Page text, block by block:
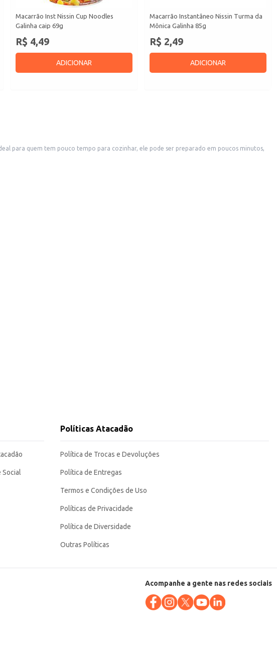
Macarrão Inst Nissin Cup Noodles
Galinha caip 69g
R$ 4,49
ADICIONAR
Macarrão Instantâneo Nissin Turma da
Mônica Galinha 85g
R$ 2,49
ADICIONAR
para quem tem pouco tempo para cozinhar, ele pode ser preparado em poucos minutos,
Social
Políticas Atacadão
Política de Trocas e Devoluções
Política de Entregas
Termos e Condições de Uso
Políticas de Privacidade
Política de Diversidade
Outras Políticas
Acompanhe a gente nas redes sociais